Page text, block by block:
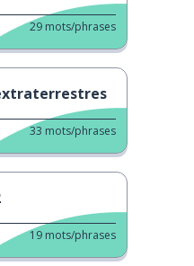
29 mots/phrases
33 mots/phrases
19 mots/phrases